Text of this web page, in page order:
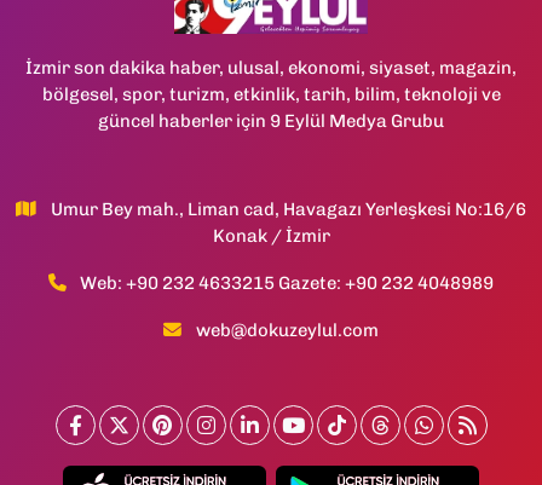
İzmir son dakika haber, ulusal, ekonomi, siyaset, magazin,
bölgesel, spor, turizm, etkinlik, tarih, bilim, teknoloji ve
güncel haberler için 9 Eylül Medya Grubu
Umur Bey mah., Liman cad, Havagazı Yerleşkesi No:16/6
Konak / İzmir
Web: +90 232 4633215 Gazete: +90 232 4048989
web@dokuzeylul.com